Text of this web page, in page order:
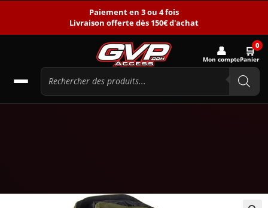
Paiement en 3 ou 4 fois
Livraison offerte dès 150€ d'achat
👤
Mon compte
🛒0
Panier